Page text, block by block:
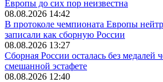
Европы до сих пор неизвестна
08.08.2026 14:42
В протоколе чемпионата Европы
записали как сборную России
08.08.2026 13:27
Сборная России осталась без медалей
смешанной эстафете
08.08.2026 12:40